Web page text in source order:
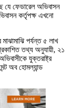
যে ফেডারেল অভিবাসন
কর্তৃপক্ষ এখনো
পর্যন্ত ৫ লাখ
তথ্য অনুযায়ী, ২১
যুক্তরাষ্ট্র
অব হোমল্যান্ড